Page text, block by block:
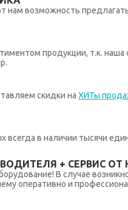
нам возможность
продукции, т.к.
скидки на ХИТы
всегда в наличии тысячи
+ СЕРВИС ОТ
В случае
оперативно и